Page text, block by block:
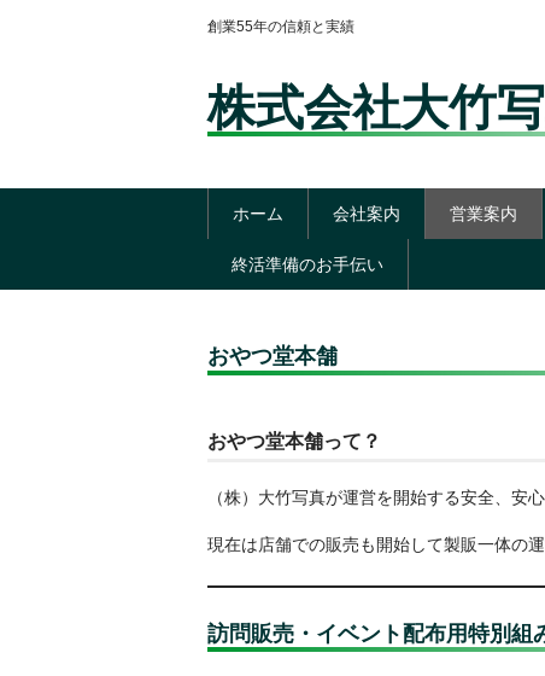
創業55年の信頼と実績
株式会社大竹
ホーム 会社案内 営業案内
終活準備のお手伝い
おやつ堂本舗
おやつ堂本舗って？
（株）大竹写真が運営を開始する安全、安
現在は店舗での販売も開始して製販一体の運
訪問販売・イベント配布用特別組